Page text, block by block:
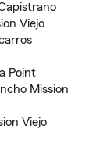
Viejo
Point
Mission
Viejo